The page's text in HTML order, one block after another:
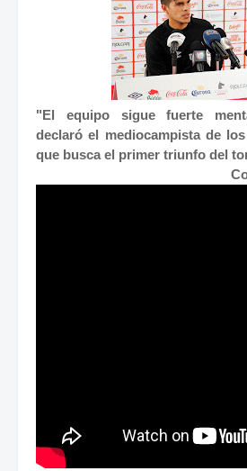
"El equipo sigue fuerte
declaró el mediocampista de
que busca el primer triunfo del